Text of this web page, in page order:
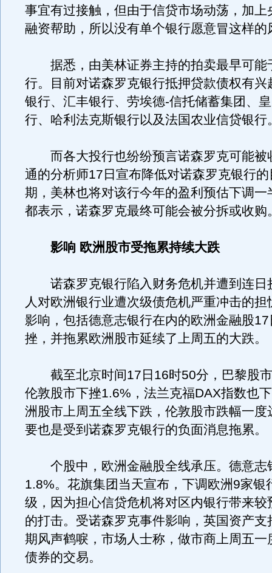
事宜有过接触，但由于信贷市场动荡，加上
融资帮助，所以没有单个银行愿意冒这样的
据悉，由美林证券主持的拍卖最早可能
行。目前对诺森罗克银行抵押贷款债权有兴
银行、汇丰银行、劳埃德-信托储蓄集团、
行、哈利法克斯银行以及法国农业信贷银行
而各大投行也纷纷预言诺森罗克可能被
通的分析师17日宣布降低对诺森罗克银行
期，美林也将对该行今年的盈利预估下调一
都表示，诺森罗克最终可能会被分拆或收购
影响 欧洲股市受拖累持续大跌
诺森罗克银行陷入财务危机并遭到连日
人对欧洲银行业遭次级债危机严重冲击的担
影响，包括德意志银行在内的欧洲金融股
挫，并拖累欧洲股市延续了上周五的大跌。
截至北京时间17日16时50分，巴黎股
伦敦股市下挫1.6%，法兰克福DAX指数也
洲股市上周五全线下跌，伦敦股市跌幅一度
要也是受到诺森罗克银行的负面消息拖累。
个股中，欧洲金融股全线承压。德意志
1.8%。花旗集团当天宣布，下调欧洲9家银
级，因为担心信贷危机将对区内银行带来较
的打击。受诺森罗克事件影响，英国资产支
期风声鹤唳，市场人士称，做市商上周五一
债券的交易。